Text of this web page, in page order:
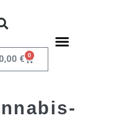
€ 0